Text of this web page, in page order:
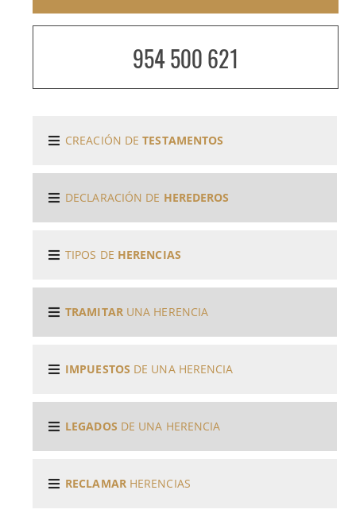
954 500 621
CREACIÓN DETESTAMENTOS
DECLARACIÓN DE HEREDEROS
TIPOS DE HERENCIAS
TRAMITARUNA HERENCIA
IMPUESTOS DE UNA HERENCIA
LEGADOS DE UNA HERENCIA
RECLAMARHERENCIAS